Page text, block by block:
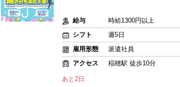
給与
時給1300円以上
シフト
週5日
雇用形態
派遣社員
アクセス
稲穂駅 徒歩10分
あと2日